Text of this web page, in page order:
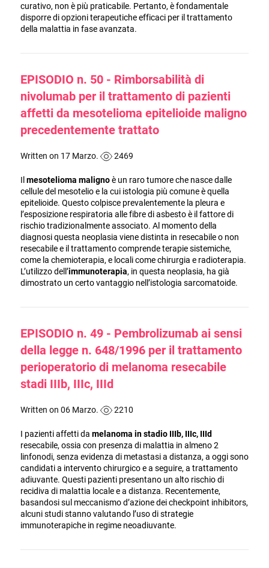
curativo, non è più praticabile. Pertanto, è fondamentale
disporre di opzioni terapeutiche efficaci per il trattamento
della malattia in fase avanzata.
EPISODIO n. 50 - Rimborsabilità di
nivolumab per il trattamento di pazienti
affetti da mesotelioma epitelioide maligno
precedentemente trattato
Written on 17 Marzo. 2469
Il mesotelioma malignoè un raro tumore che nasce dalle
cellule del mesotelio e la cui istologia più comune è quella
epitelioide. Questo colpisce prevalentemente la pleura e
l’esposizione respiratoria alle fibre di asbesto è il fattore di
rischio tradizionalmente associato. Al momento della
diagnosi questa neoplasia viene distinta in resecabile o non
resecabile e il trattamento comprende terapie sistemiche,
come la chemioterapia, e locali come chirurgia e radioterapia.
L’utilizzo dell’immunoterapia, in questa neoplasia, ha già
dimostrato un certo vantaggio nell’istologia sarcomatoide.
EPISODIO n. 49 - Pembrolizumab ai sensi
della legge n. 648/1996 per il trattamento
perioperatorio di melanoma resecabile
stadi IIIb, IIIc, IIId
Written on 06 Marzo. 2210
I pazienti affetti da melanoma in stadio IIIb, IIIc, IIId
resecabile, ossia con presenza di malattia in almeno 2
linfonodi, senza evidenza di metastasi a distanza, a oggi sono
candidati a intervento chirurgico e a seguire, a trattamento
adiuvante. Questi pazienti presentano un alto rischio di
recidiva di malattia locale e a distanza. Recentemente,
basandosi sul meccanismo d’azione dei checkpoint inhibitors,
alcuni studi stanno valutando l’uso di strategie
immunoterapiche in regime neoadiuvante.